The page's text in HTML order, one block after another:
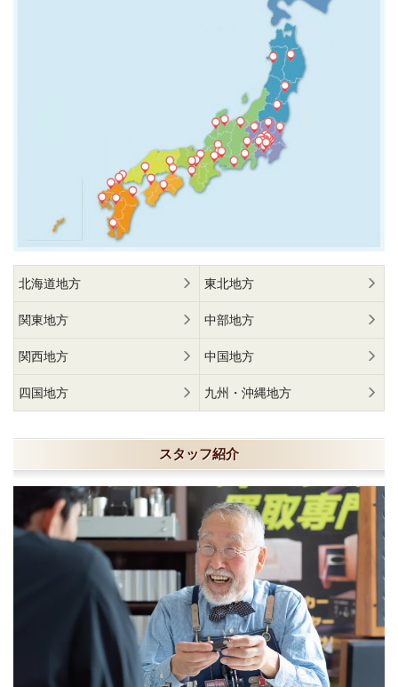
北海道地方 東北地方
関東地方 中部地方
関西地方 中国地方
四国地方 九州・沖縄地方
スタッフ紹介